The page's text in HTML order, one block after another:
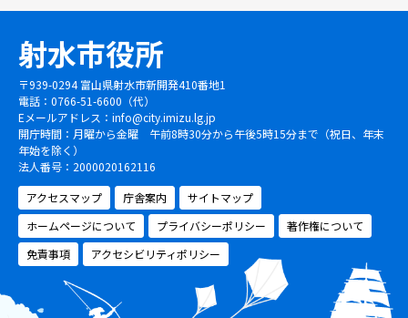
射水市役所
〒939-0294 富山県射水市新開発410番地1
電話：0766-51-6600（代）
Eメールアドレス： info@city.imizu.lg.jp
開庁時間：月曜から金曜 午前8時30分から午後5時15分まで（祝日、年末
年始を除く）
法人番号：2000020162116
アクセスマップ
庁舎案内
サイトマップ
ホームページについて
プライバシーポリシー
著作権について
免責事項
アクセシビリティポリシー